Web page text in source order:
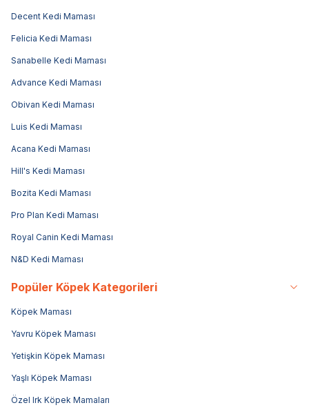
Decent Kedi Maması
Felicia Kedi Maması
Sanabelle Kedi Maması
Advance Kedi Maması
Obivan Kedi Maması
Luis Kedi Maması
Acana Kedi Maması
Hill's Kedi Maması
Bozita Kedi Maması
Pro Plan Kedi Maması
Royal Canin Kedi Maması
N&D Kedi Maması
Popüler Köpek Kategorileri
Köpek Maması
Yavru Köpek Maması
Yetişkin Köpek Maması
Yaşlı Köpek Maması
Özel Irk Köpek Mamaları